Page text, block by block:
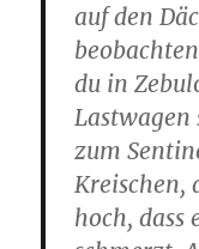
auf den
du in
Lastwagen
zum
Kreischen,
hoch, dass